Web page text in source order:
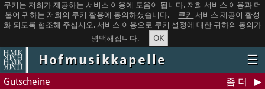
쿠키는 저희가 제공하는 서비스 이용에 도움이 됩니다. 저희 서비스 이용과 더
불어 귀하는 저희의 쿠키 활용에 동의하셨습니다.
쿠키 서비스 제공이 활성
화 되도록 협조해 주십시오. 서비스 이용으로 쿠키 설정에 대한 귀하의 동의가
명백해집니다.
OK
Hofmusikkapelle ☰
Gutscheine 좀 더